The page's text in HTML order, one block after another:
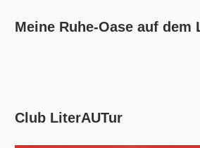
Meine Ruhe-Oase auf dem
Club LiterAUTur